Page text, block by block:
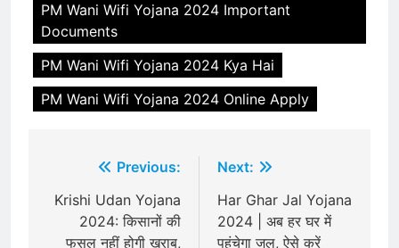
PM Wani Wifi Yojana 2024 Important
Documents
PM Wani Wifi Yojana 2024 Kya Hai
PM Wani Wifi Yojana 2024 Online Apply
navigation
Previous:
Krishi Udan Yojana
2024: किसानों की
फसल नहीं होगी खराब,
Next:
Har Ghar Jal Yojana
2024 | अब हर घर में
पहुंचेगा जल, ऐसे करें